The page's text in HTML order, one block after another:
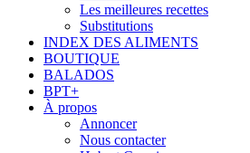
Les meilleures recettes
Substitutions
INDEX DES ALIMENTS
BOUTIQUE
BALADOS
BPT+
À propos
Annoncer
Nous contacter